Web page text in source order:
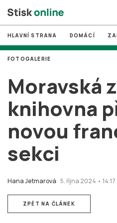
# MUNI
# Brno
# volby
login PŘIHLÁSIT SE
Zapomněli jste heslo?
HLAVNÍ STRANA DOMÁCÍ
Moravská
knihovna
novou
sekci
Hana Jetmarová 5. října 2024 • 14:17
FOTOGALERIE
ZPĚT NA ČLÁNEK